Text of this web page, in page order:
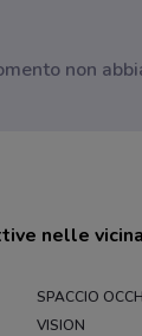
non
nelle
SPACCIO
VISION